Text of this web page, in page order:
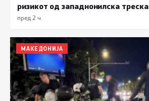
ризикот од западнонилска треска
пред 2 ч.
МАКЕДОНИЈА